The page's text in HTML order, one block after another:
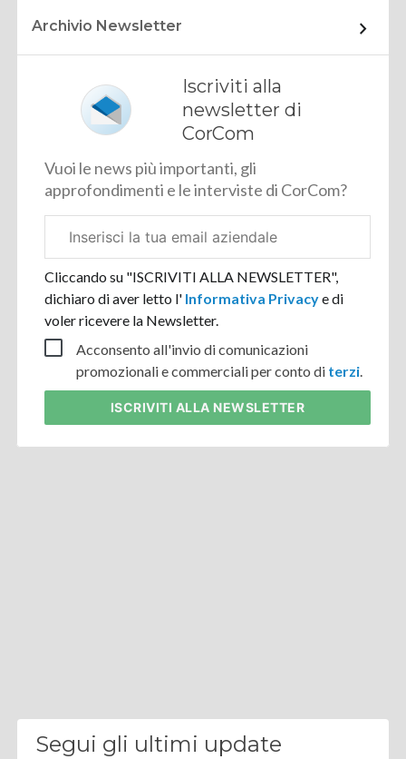
Archivio Newsletter
Iscriviti alla
newsletter di
CorCom
Vuoi le news più importanti, gli
approfondimenti e le interviste di CorCom?
aziendale
Cliccando su "ISCRIVITI ALLA NEWSLETTER",
dichiaro di aver letto l' Informativa Privacye di
voler ricevere la Newsletter.
Acconsento all'invio di comunicazioni
promozionali e commerciali per conto di terzi.
ISCRIVITI ALLA NEWSLETTER
Segui gli ultimi update